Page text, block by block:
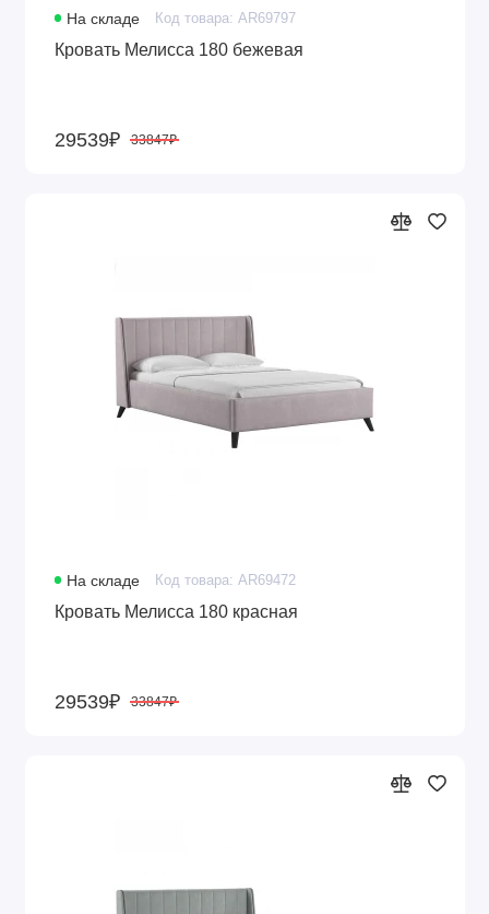
На складе Код товара: AR69797
Кровать Мелисса 180 бежевая
29539₽ 33847₽
На складе Код товара: AR69472
Кровать Мелисса 180 красная
29539₽ 33847₽